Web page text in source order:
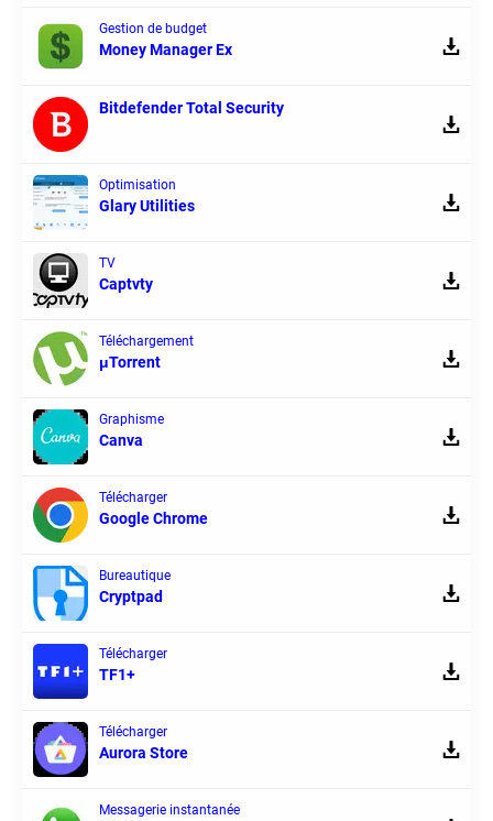
Gestion de budget
Money Manager Ex
Bitdefender Total Security
Optimisation
Glary Utilities
TV
Captvty
Téléchargement
μTorrent
Graphisme
Canva
Télécharger
Google Chrome
Bureautique
Cryptpad
Télécharger
TF1+
Télécharger
Aurora Store
Messagerie instantanée